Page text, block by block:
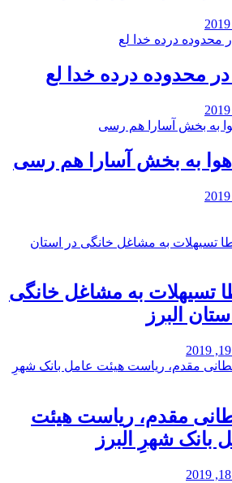
محدوده درده خدا لع
هوا به بخش آسارا هم رسی
تسیهلات به مشاغل خانگی
البرز
مقدم، ریاست هیئت
بانک شهرِ البرز